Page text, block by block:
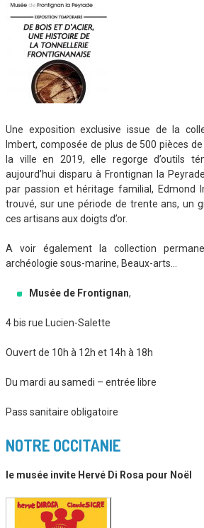
Une exposition exclusive issue de la
Imbert, composée de plus de 500 pièces
la ville en 2019, elle regorge d’outils
aujourd’hui disparu à Frontignan la
par passion et héritage familial, Edmond
trouvé, sur une période de trente ans, un
ces artisans aux doigts d’or.
A voir également la collection
archéologie sous-marine, Beaux-arts…
Musée de Frontignan,
4 bis rue Lucien-Salette
Ouvert de 10h à 12h et 14h à 18h
Du mardi au samedi – entrée libre
Pass sanitaire obligatoire
NOTRE OCCITANIE
le musée invite Hervé Di Rosa pour Noël